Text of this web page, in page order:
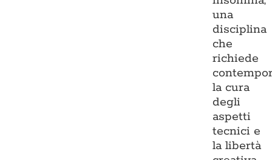
una
disciplina
che
richiede
la cura
degli
aspetti
tecnici e
la libertà